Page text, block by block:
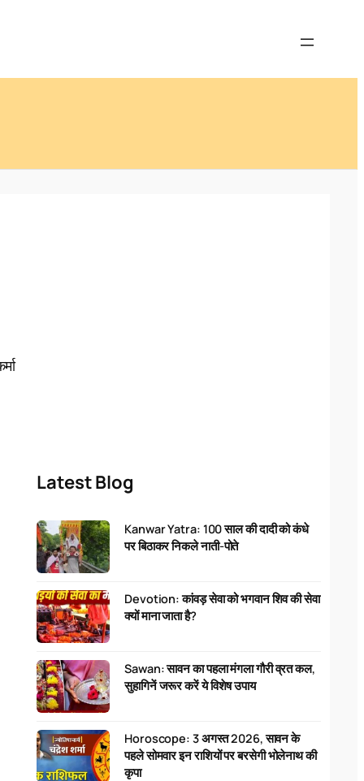
Latest Blog
Kanwar Yatra: 100 साल की दादी को कंधे
पर बिठाकर निकले नाती-पोते
Devotion: कांवड़ सेवा को भगवान शिव की सेवा
क्यों माना जाता है?
Sawan: सावन का पहला मंगला गौरी व्रत कल,
सुहागिनें जरूर करें ये विशेष उपाय
Horoscope: 3 अगस्त 2026, सावन के
पहले सोमवार इन राशियों पर बरसेगी भोलेनाथ की
कृपा